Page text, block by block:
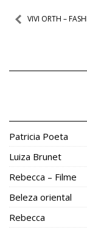
VIVI ORTH –
Patricia Poeta
Luiza Brunet
Rebecca – Filme
Beleza oriental
Rebecca